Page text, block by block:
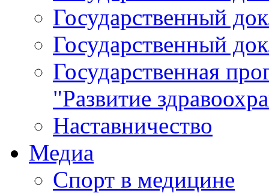
Государственный
Государственный
Государственная
"Развитие
Наставничество
Медиа
Спорт в медицине